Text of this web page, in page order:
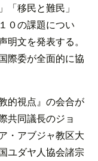
「移民と難民」
０の課題につい
文を発表する。
際委が全面的に協
的視点』の会合が
共同議長のジョ
・アブジャ教区大
ユダヤ人協会諸宗